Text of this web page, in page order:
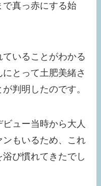
で真っ赤にする始
いることがわかる
とって土肥美緒さ
判明したのです。
ュー当時から大人
もいるため、これ
び慣れてきたでし